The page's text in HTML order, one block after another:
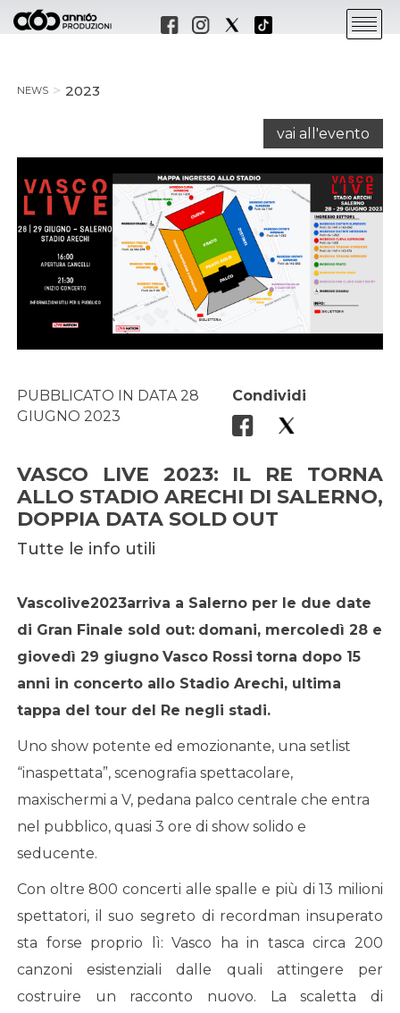
NEWS 2023
vai all'evento
PUBBLICATO IN DATA 28
GIUGNO 2023
Condividi
VASCO LIVE 2023: IL RE TORNA
ALLO STADIO ARECHI DI SALERNO,
DOPPIA DATA SOLD OUT
Tutte le info utili
Vascolive2023arriva a Salerno per le due date
di Gran Finale sold out: domani, mercoledì 28 e
giovedì 29 giugno Vasco Rossi torna dopo 15
anni in concerto allo Stadio Arechi, ultima
tappa del tour del Re negli stadi.
Uno show potente ed emozionante, una setlist
“inaspettata”, scenografia spettacolare,
maxischermi a V, pedana palco centrale che entra
nel pubblico, quasi 3 ore di show solido e
seducente.
Con oltre 800 concerti alle spalle e più di 13 milioni
spettatori, il suo segreto di recordman insuperato
sta forse proprio lì: Vasco ha in tasca circa 200
canzoni esistenziali dalle quali attingere per
costruire un racconto nuovo. La scaletta di